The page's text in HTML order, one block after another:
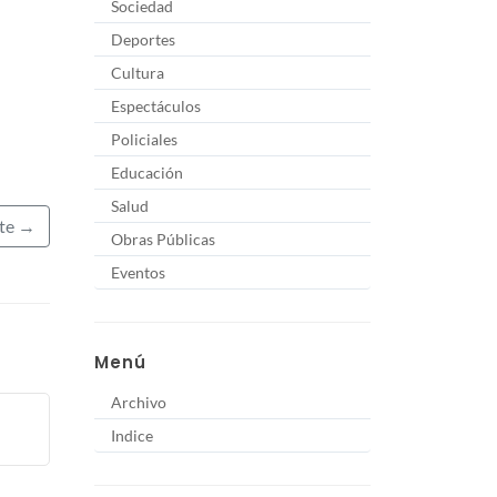
→
Sociedad
Deportes
Cultura
Espectáculos
Policiales
Educación
Salud
Obras Públicas
Eventos
Menú
Archivo
Indice